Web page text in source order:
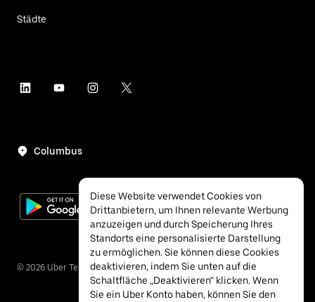
Städte
Columbus
© 2026 Uber Technologies Inc.
Diese Website verwendet Cookies von
Drittanbietern, um Ihnen relevante Werbung
anzuzeigen und durch Speicherung Ihres
Standorts eine personalisierte Darstellung
zu ermöglichen. Sie können diese Cookies
deaktivieren, indem Sie unten auf die
Schaltfläche „Deaktivieren“ klicken. Wenn
Sie ein Uber Konto haben, können Sie den